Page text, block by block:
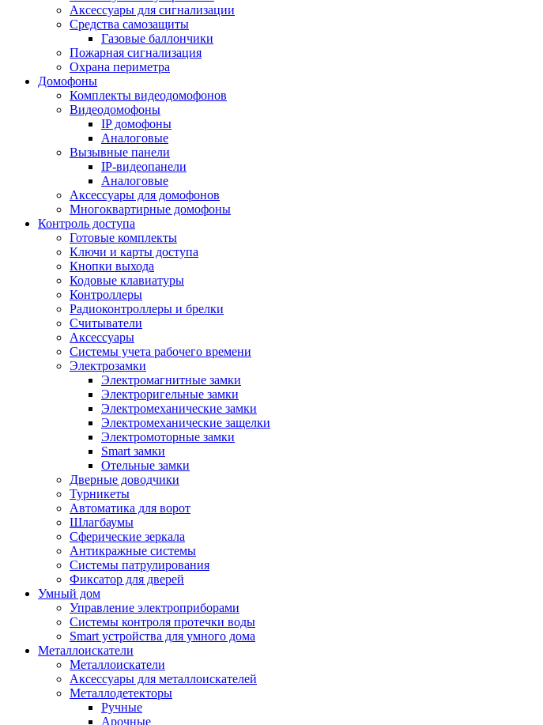
Аксессуары для сигнализации
Средства самозащиты
Газовые баллончики
Пожарная сигнализация
Охрана периметра
Домофоны
Комплекты видеодомофонов
Видеодомофоны
IP домофоны
Аналоговые
Вызывные панели
IP-видеопанели
Аналоговые
Аксессуары для домофонов
Многоквартирные домофоны
Контроль доступа
Готовые комплекты
Ключи и карты доступа
Кнопки выхода
Кодовые клавиатуры
Контроллеры
Радиоконтроллеры и брелки
Считыватели
Аксессуары
Системы учета рабочего времени
Электрозамки
Электромагнитные замки
Электроригельные замки
Электромеханические замки
Электромеханические защелки
Электромоторные замки
Smart замки
Отельные замки
Дверные доводчики
Турникеты
Автоматика для ворот
Шлагбаумы
Сферические зеркала
Антикражные системы
Системы патрулирования
Фиксатор для дверей
Умный дом
Управление электроприборами
Системы контроля протечки воды
Smart устройства для умного дома
Металлоискатели
Металлоискатели
Аксессуары для металлоискателей
Металлодетекторы
Ручные
Арочные